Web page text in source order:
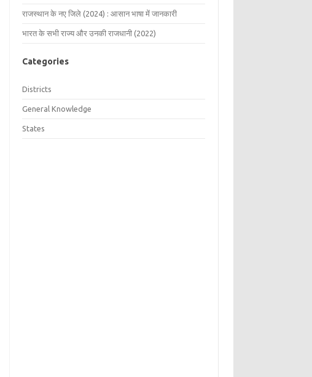
राजस्थान के नए जिले (2024) : आसान भाषा में जानकारी
भारत के सभी राज्य और उनकी राजधानी (2022)
Categories
Districts
General Knowledge
States